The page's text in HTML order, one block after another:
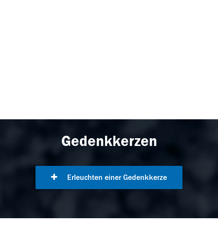
Gedenkkerzen
Erleuchten einer Gedenkkerze